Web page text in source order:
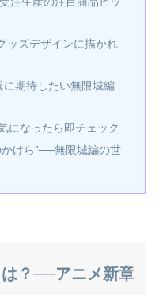
ッズデザインに描かれ
期待したい無限城編
になったら即チェック
けら”──無限城編の世
？──アニメ新章